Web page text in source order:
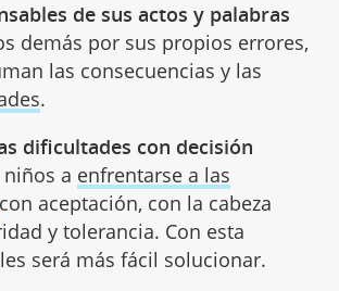
de sus actos y palabras
demás por sus propios errores,
las consecuencias y las
.
dificultades con decisión
niños a enfrentarse a las
con aceptación, con la cabeza
y tolerancia. Con esta
será más fácil solucionar.